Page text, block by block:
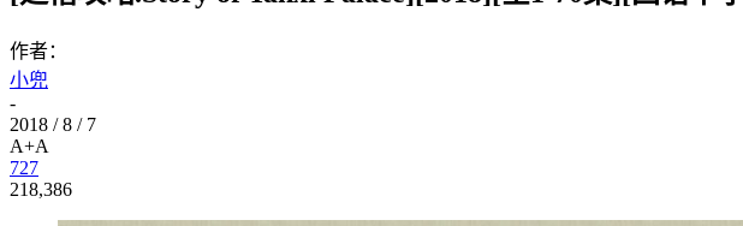
作者：
小兜
-
2018 / 8 / 7
A+A
727
218,386